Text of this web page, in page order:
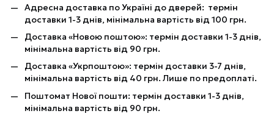
Адресна доставка по Україні до дверей: термін
доставки 1-3 днів, мінімальна вартість від 100 грн.
Доставка «Новою поштою»: термін доставки 1-3 днів,
мінімальна вартість від 90 грн.
Доставка «Укрпоштою»: термін доставки 3-7 днів,
мінімальна вартість від 40 грн. Лише по предоплаті.
Поштомат Нової пошти: термін доставки 1-3 днів,
мінімальна вартість від 90 грн.